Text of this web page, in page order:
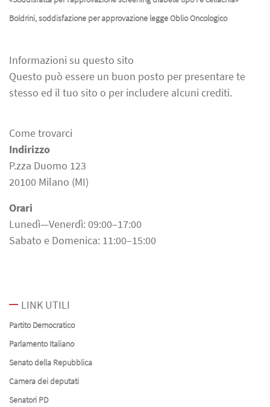
Boldrini, soddisfazione per approvazione legge Oblio Oncologico
Informazioni su questo sito
Questo può essere un buon posto per presentare te
stesso ed il tuo sito o per includere alcuni crediti.
Come trovarci
Indirizzo
P.zza Duomo 123
20100 Milano (MI)
Orari
Lunedì—Venerdì: 09:00–17:00
Sabato e Domenica: 11:00–15:00
LINK UTILI
Partito Democratico
Parlamento Italiano
Senato della Repubblica
Camera dei deputati
Senatori PD